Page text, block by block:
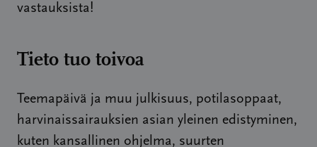
vastauksista!
Tieto tuo toivoa
Teemapäivä ja muu julkisuus, potilasoppaat,
harvinaissairauksien asian yleinen edistyminen,
kuten kansallinen ohjelma, suurten